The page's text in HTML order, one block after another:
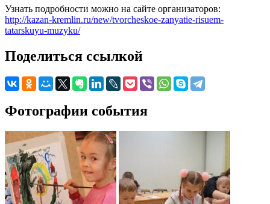
Узнать подробности можно на сайте организаторов:
http://kazan-kremlin.ru/new/tvorcheskoe-zanyatie-risuem-
tatarskuyu-muzyku/
Поделиться ссылкой
Фотографии события